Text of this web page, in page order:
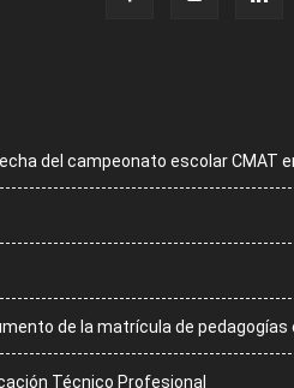
del campeonato escolar CMAT
de la matrícula de
Técnico Profesional